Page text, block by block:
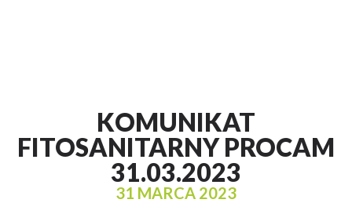
KOMUNIKAT
FITOSANITARNY PROCAM
31.03.2023
31 MARCA 2023